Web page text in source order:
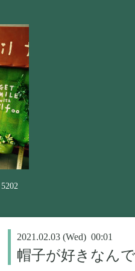
2021.02.03 (Wed) 00:01
帽子が好きなん